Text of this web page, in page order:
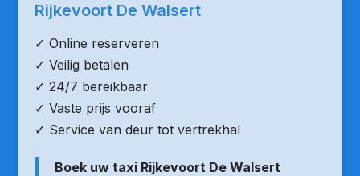
Rijkevoort De Walsert
✓ Online reserveren
✓ Veilig betalen
✓ 24/7 bereikbaar
✓ Vaste prijs vooraf
✓ Service van deur tot vertrekhal
Boek uw taxi Rijkevoort De Walsert